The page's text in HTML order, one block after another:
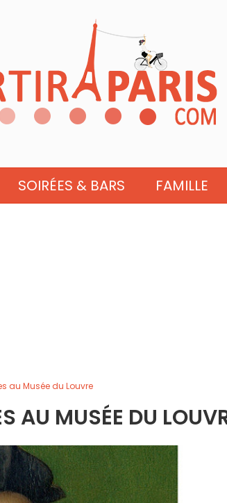
SOIRÉES & BARS FAMILLE
au Musée du Louvre
AU MUSÉE DU